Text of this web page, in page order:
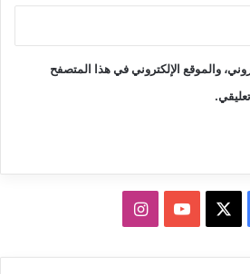
والموقع الإلكتروني في هذا المتصفح
‫YouTubeانستقرام